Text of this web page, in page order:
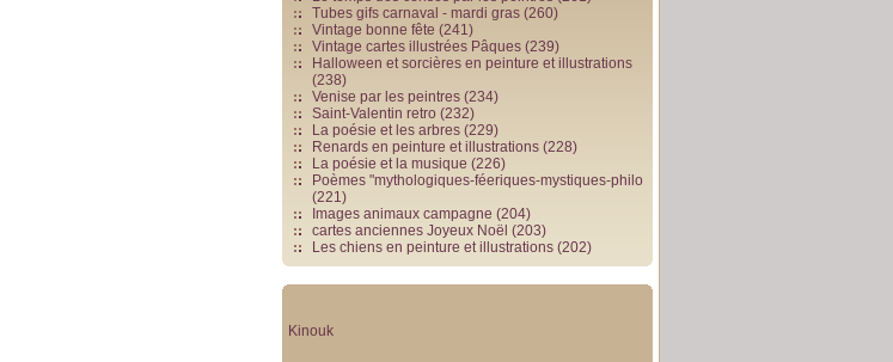
Tubes gifs carnaval - mardi gras (260)
Vintage bonne fête (241)
Vintage cartes illustrées Pâques (239)
Halloween et sorcières en peinture et illustrations
(238)
Venise par les peintres (234)
Saint-Valentin retro (232)
La poésie et les arbres (229)
Renards en peinture et illustrations (228)
La poésie et la musique (226)
Poèmes "mythologiques-féeriques-mystiques-philo
(221)
Images animaux campagne (204)
cartes anciennes Joyeux Noël (203)
Les chiens en peinture et illustrations (202)
Kinouk